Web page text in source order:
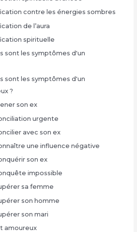
contre les énergies sombres
de l’aura
spirituelle
sont les symptômes d'un
sont les symptômes d'un
?
son ex
urgente
avec son ex
une influence négative
son ex
impossible
sa femme
son homme
son mari
amoureux